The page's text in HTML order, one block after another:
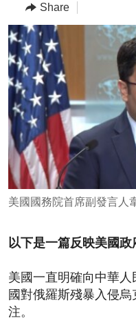
Navigation
Skip
Search
AFRICA
AMERICAS
ASIA
EUROPE
MIDDLE EAST
TOPICS
HUMAN RIGHTS
SECURITY AND
AID AND
DEMOCRACY AND
ECONOMY AND TRADE
ENVIRONMENT AND
IDEALS AND
ARCHIVE
ABOUT US
FOLLOW US
Share
美國國務院首席副發言人
以下是一篇反映美國政
美國一直明確向中華
國對俄羅斯殘暴入侵
注。